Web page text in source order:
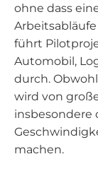
ohne dass
führt
Automobil,
durch.
wird von
insbesondere
machen.